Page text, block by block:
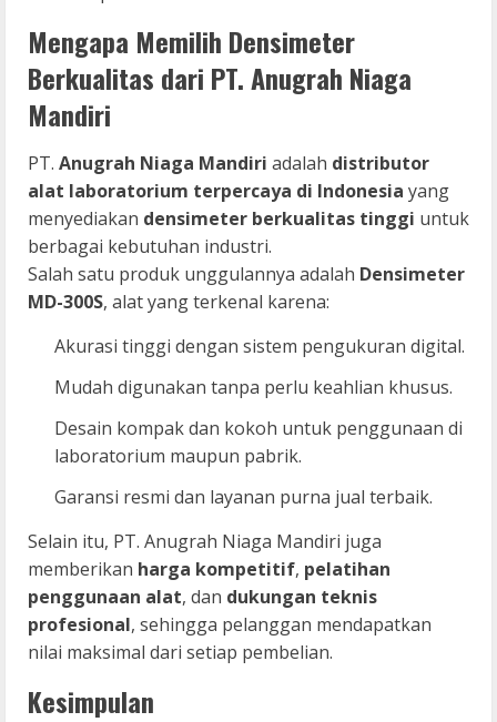
Mengapa Memilih Densimeter
Berkualitas dari PT. Anugrah Niaga
Mandiri
PT. Anugrah Niaga Mandiri adalah distributor
alat laboratorium terpercaya di Indonesia yang
menyediakan densimeter berkualitas tinggi untuk
berbagai kebutuhan industri.
Salah satu produk unggulannya adalah Densimeter
MD-300S, alat yang terkenal karena:
Akurasi tinggi dengan sistem pengukuran digital.
Mudah digunakan tanpa perlu keahlian khusus.
Desain kompak dan kokoh untuk penggunaan di
laboratorium maupun pabrik.
Garansi resmi dan layanan purna jual terbaik.
Selain itu, PT. Anugrah Niaga Mandiri juga
memberikan harga kompetitif, pelatihan
penggunaan alat, dan dukungan teknis
profesional, sehingga pelanggan mendapatkan
nilai maksimal dari setiap pembelian.
Kesimpulan